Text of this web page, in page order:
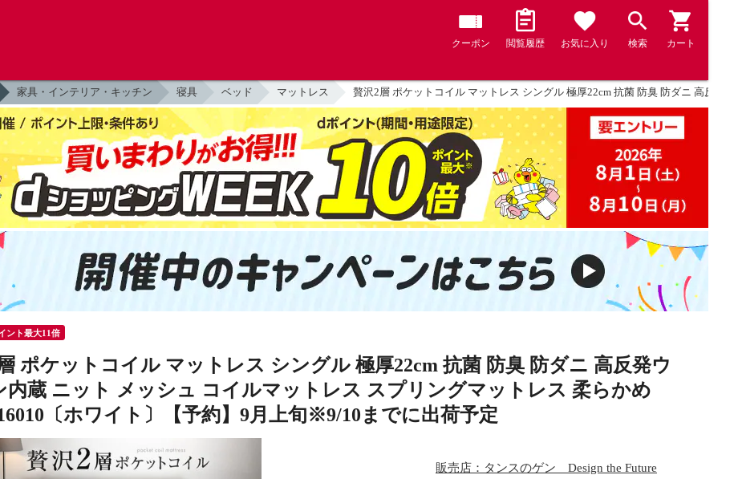
クーポン 閲覧履歴 お気に入り 検索 カート
家具・インテリア・キッチン 寝具 ベッド マットレス 贅沢2層 ポケットコイル マットレス シングル 極厚22cm 抗菌 防臭 防ダニ 高反
ント最大11倍
ポケットコイル マットレス シングル 極厚22cm 抗菌 防臭 防ダニ 高反発ウ
内蔵 ニット メッシュ コイルマットレス スプリングマットレス 柔らかめ
〔ホワイト〕【予約】9月上旬※9/10までに出荷予定
販売店：タンスのゲン Design the Future